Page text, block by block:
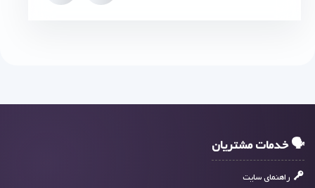
🗣 خدمات مشتریان
راهنمای سایت